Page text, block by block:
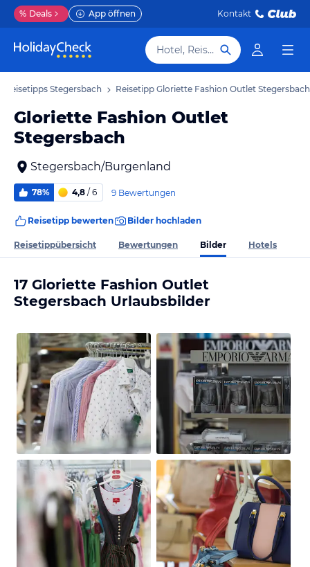
% Deals App öffnen Kontakt
Hotel, Reiseziel
Reisetipps Stegersbach Reisetipp Gloriette Fashion Outlet Stegersbach
Gloriette Fashion Outlet
Stegersbach
Stegersbach/Burgenland
78% 4,8 / 6 9 Bewertungen
Reisetipp bewerten Bilder hochladen
Reisetippübersicht Bewertungen Bilder Hotels
17 Gloriette Fashion Outlet
Stegersbach Urlaubsbilder